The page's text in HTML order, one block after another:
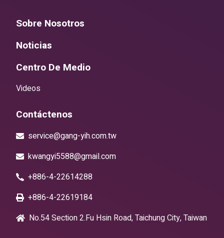
Sobre Nosotros
Noticias
Centro De Medio
Videos
Contáctenos
service@gang-yih.com.tw
kwangyi5588@gmail.com
+886-4-22614288
+886-4-22619184
No.54 Section 2.Fu Hsin Road, Taichung City, Taiwan